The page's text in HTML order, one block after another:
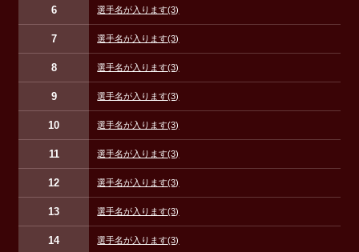
6 選手名が入ります(3)
7 選手名が入ります(3)
8 選手名が入ります(3)
9 選手名が入ります(3)
10 選手名が入ります(3)
11 選手名が入ります(3)
12 選手名が入ります(3)
13 選手名が入ります(3)
14 選手名が入ります(3)